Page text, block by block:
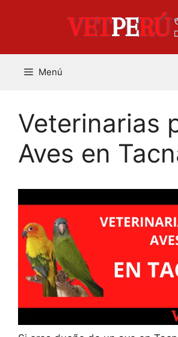
Menú
Veterinarias
Aves en